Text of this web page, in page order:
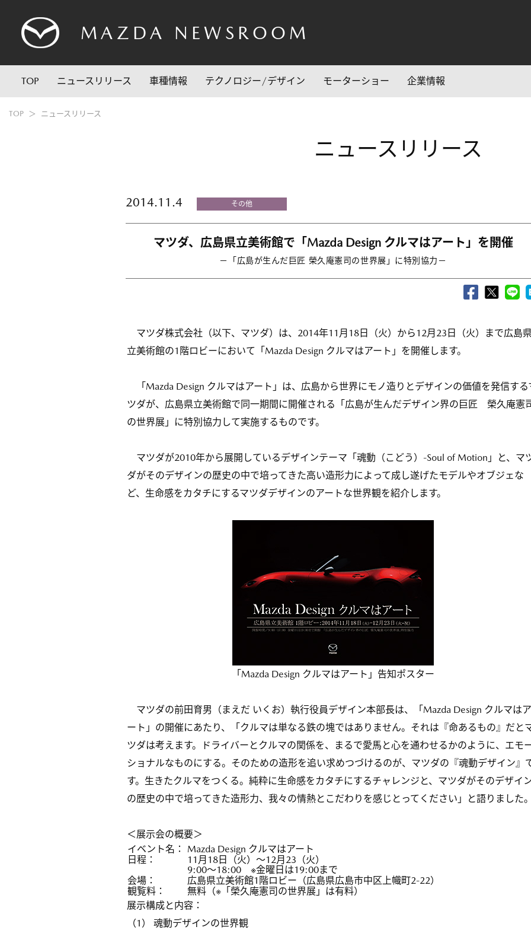
MAZDA NEWSROOM
TOP ニュースリリース 車種情報 テクノロジー/デザイン モーターショー 企業情報
TOP ニュースリリース
ニュースリリース
2014.11.4 その他
マツダ、広島県立美術館で「Mazda Design クルマはアート」を開催
－「広島が生んだ巨匠 榮久庵憲司の世界展」に特別協力－
マツダ株式会社（以下、マツダ）は、2014年11月18日（火）から12月23日（火）まで広島
立美術館の1階ロビーにおいて「Mazda Design クルマはアート」を開催します。
「Mazda Design クルマはアート」は、広島から世界にモノ造りとデザインの価値を発信する
ツダが、広島県立美術館で同一期間に開催される「広島が生んだデザイン界の巨匠 榮久庵憲
の世界展」に特別協力して実施するものです。
マツダが2010年から展開しているデザインテーマ「魂動（こどう）-Soul of Motion」と、マ
ダがそのデザインの歴史の中で培ってきた高い造形力によって成し遂げたモデルやオブジェな
ど、生命感をカタチにするマツダデザインのアートな世界観を紹介します。
「Mazda Design クルマはアート」告知ポスター
マツダの前田育男（まえだ いくお）執行役員デザイン本部長は、「Mazda Design クルマはア
ート」の開催にあたり、「クルマは単なる鉄の塊ではありません。それは『命あるもの』だと
ツダは考えます。ドライバーとクルマの関係を、まるで愛馬と心を通わせるかのように、エモ
ショナルなものにする。そのための造形を追い求めつづけるのが、マツダの『魂動デザイン』
す。生きたクルマをつくる。純粋に生命感をカタチにするチャレンジと、マツダがそのデザイ
の歴史の中で培ってきた造形力、我々の情熱とこだわりを感じとってください」と語りました。
＜展示会の概要＞
イベント名：
Mazda Design クルマはアート
日程：
11月18日（火）～12月23（火）
9:00～18:00 ※金曜日は19:00まで
会場：
広島県立美術館1階ロビー（広島県広島市中区上幟町2-22）
観覧料：
無料（※「榮久庵憲司の世界展」は有料）
展示構成と内容：
（1） 魂動デザインの世界観